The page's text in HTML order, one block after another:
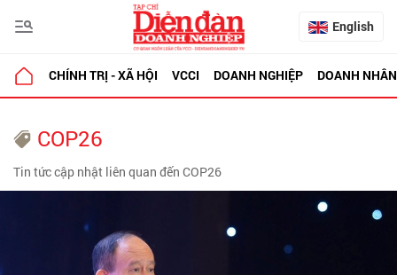
English
CHÍNH TRỊ - XÃ HỘI VCCI DOANH NGHIỆP DOANH NHÂN
COP26
Tin tức cập nhật liên quan đến COP26